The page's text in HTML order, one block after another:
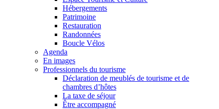
Hébergements
Patrimoine
Restauration
Randonnées
Boucle Vélos
Agenda
En images
Professionnels du tourisme
Déclaration de meublés de tourisme et de
chambres d’hôtes
La taxe de séjour
Être accompagné